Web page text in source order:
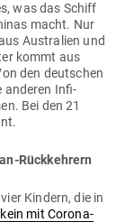
was das Schiff
macht. Nur
Aus­tralien und
kommt aus
den deut­schen
anderen Infi­
Bei den 21
Rückkehrern
Kindern, die in
kein mit Corona-